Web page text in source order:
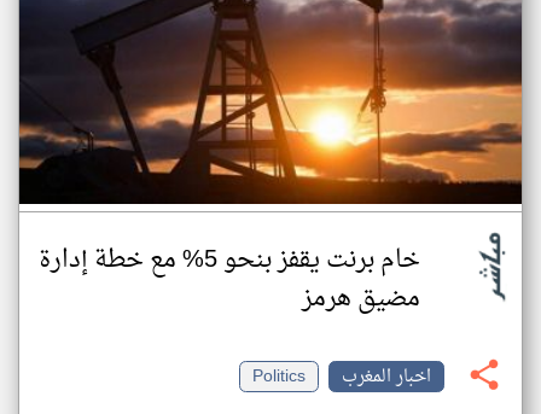
خام برنت يقفز بنحو 5% مع خطة إدارة
مضيق هرمز
اخبار المغرب
Politics